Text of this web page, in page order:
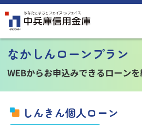
定期預金
定期
決済性預金
その
規定集
なかしんローンプラン
WEBからお申込みできるローンを
しんきん個人ローン